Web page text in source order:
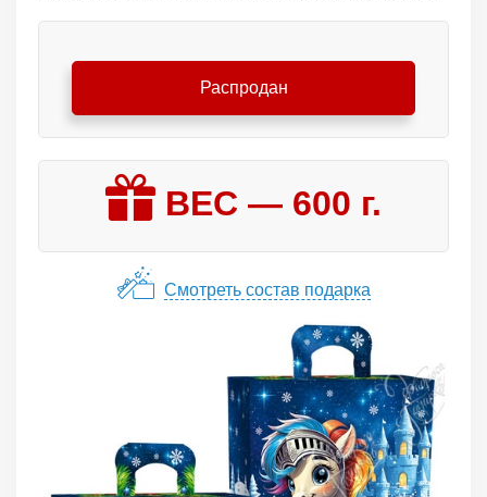
Распродан
ВЕС — 600 г.
Смотреть состав подарка